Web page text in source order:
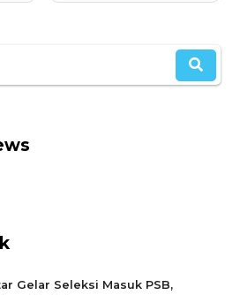
Gelar Seleksi Masuk PSB,